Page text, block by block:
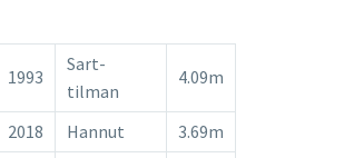
1993
Sart-
tilman
4.09m
2018 Hannut
3.69m